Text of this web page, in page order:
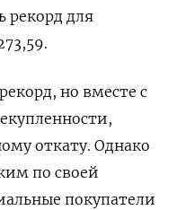
рекорд для
но вместе с
откату. Однако
по своей
покупатели